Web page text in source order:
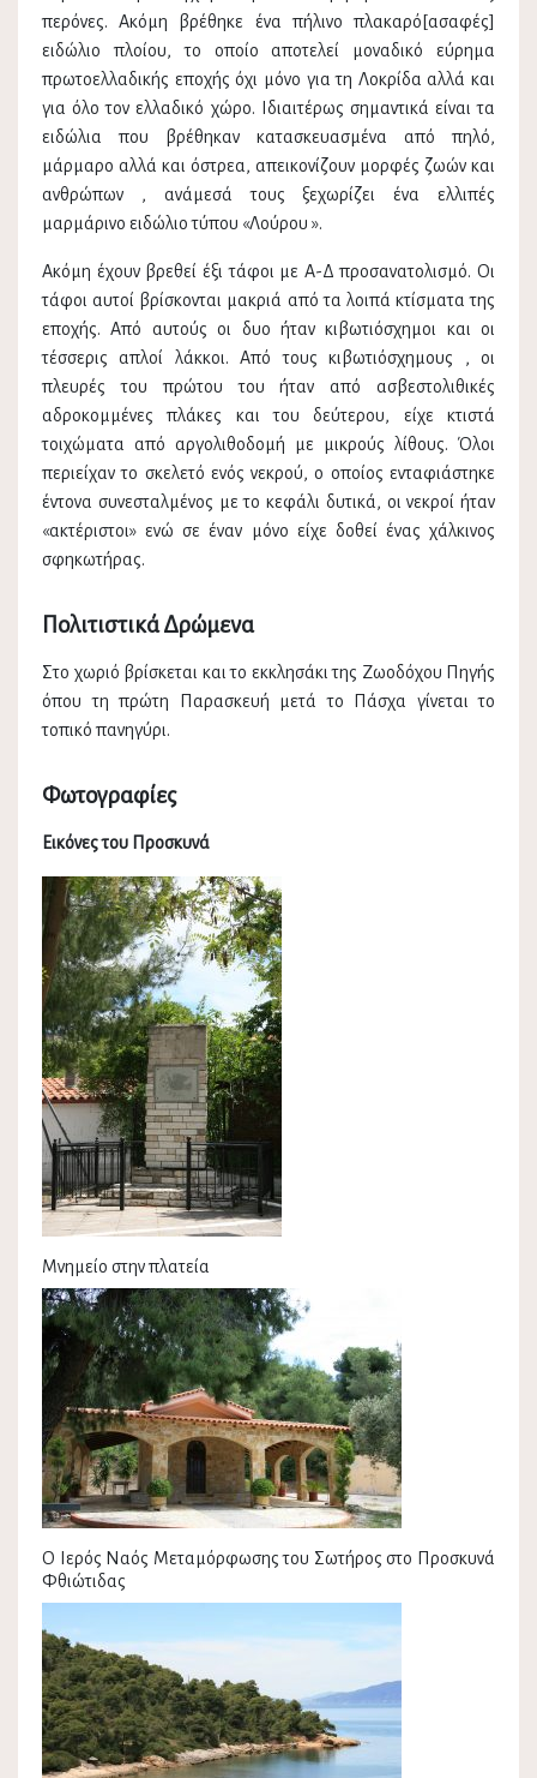
περόνες. Ακόμη βρέθηκε ένα πήλινο πλακαρό[ασαφές]
ειδώλιο πλοίου, το οποίο αποτελεί μοναδικό εύρημα
πρωτοελλαδικής εποχής όχι μόνο για τη Λοκρίδα αλλά και
για όλο τον ελλαδικό χώρο. Ιδιαιτέρως σημαντικά είναι τα
ειδώλια που βρέθηκαν κατασκευασμένα από πηλό,
μάρμαρο αλλά και όστρεα, απεικονίζουν μορφές ζωών και
ανθρώπων , ανάμεσά τους ξεχωρίζει ένα ελλιπές
μαρμάρινο ειδώλιο τύπου «Λούρου ».
Ακόμη έχουν βρεθεί έξι τάφοι με Α-Δ προσανατολισμό. Οι
τάφοι αυτοί βρίσκονται μακριά από τα λοιπά κτίσματα της
εποχής. Από αυτούς οι δυο ήταν κιβωτιόσχημοι και οι
τέσσερις απλοί λάκκοι. Από τους κιβωτιόσχημους , οι
πλευρές του πρώτου του ήταν από ασβεστολιθικές
αδροκομμένες πλάκες και του δεύτερου, είχε κτιστά
τοιχώματα από αργολιθοδομή με μικρούς λίθους. Όλοι
περιείχαν το σκελετό ενός νεκρού, ο οποίος ενταφιάστηκε
έντονα συνεσταλμένος με το κεφάλι δυτικά, οι νεκροί ήταν
«ακτέριστοι» ενώ σε έναν μόνο είχε δοθεί ένας χάλκινος
σφηκωτήρας.
Πολιτιστικά Δρώμενα
Στο χωριό βρίσκεται και το εκκλησάκι της Ζωοδόχου Πηγής
όπου τη πρώτη Παρασκευή μετά το Πάσχα γίνεται το
τοπικό πανηγύρι.
Φωτογραφίες
Εικόνες του Προσκυνά
Μνημείο στην πλατεία
Ο Ιερός Ναός Μεταμόρφωσης του Σωτήρος στο Προσκυνά
Φθιώτιδας